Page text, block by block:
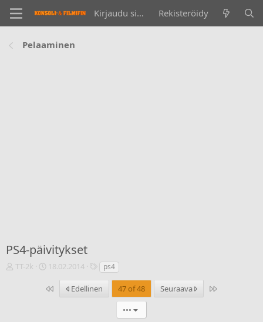
Kirjaudu sisään Rekisteröidy
Pelaaminen
PS4-päivitykset
V
TT-2k
A
o
18.02.2014
T
n
n
ps4
Ensimmäinen
Edellinen 47 of 48 Seuraava Last
•••